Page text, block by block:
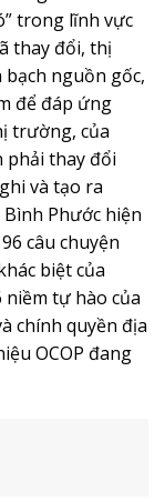
sản phẩm
người tiêu
mà còn thu hút
thương hiệu.
dân bây giờ
phải biết tiếp
phẩm nông
làm ra.
vùng đất biên
năm 2022,